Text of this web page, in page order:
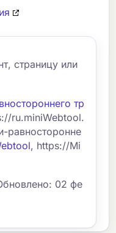
страницу или
тр
ru.miniWebtool.
равносторонне
, https://Mi
02 фе